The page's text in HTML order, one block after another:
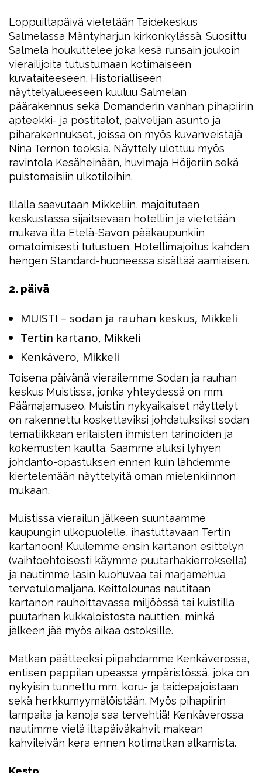
Loppuiltapäivä vietetään Taidekeskus
Salmelassa Mäntyharjun kirkonkylässä. Suosittu
Salmela houkuttelee joka kesä runsain joukoin
vierailijoita tutustumaan kotimaiseen
kuvataiteeseen. Historialliseen
näyttelyalueeseen kuuluu Salmelan
päärakennus sekä Domanderin vanhan pihapiirin
apteekki- ja postitalot, palvelijan asunto ja
piharakennukset, joissa on myös kuvanveistäjä
Nina Ternon teoksia. Näyttely ulottuu myös
ravintola Kesäheinään, huvimaja Höijeriin sekä
puistomaisiin ulkotiloihin.
Illalla saavutaan Mikkeliin, majoitutaan
keskustassa sijaitsevaan hotelliin ja vietetään
mukava ilta Etelä-Savon pääkaupunkiin
omatoimisesti tutustuen. Hotellimajoitus kahden
hengen Standard-huoneessa sisältää aamiaisen.
2. päivä
MUISTI – sodan ja rauhan keskus, Mikkeli
Tertin kartano, Mikkeli
Kenkävero, Mikkeli
Toisena päivänä vierailemme Sodan ja rauhan
keskus Muistissa, jonka yhteydessä on mm.
Päämajamuseo. Muistin nykyaikaiset näyttelyt
on rakennettu koskettaviksi johdatuksiksi sodan
tematiikkaan erilaisten ihmisten tarinoiden ja
kokemusten kautta. Saamme aluksi lyhyen
johdanto-opastuksen ennen kuin lähdemme
kiertelemään näyttelyitä oman mielenkiinnon
mukaan.
Muistissa vierailun jälkeen suuntaamme
kaupungin ulkopuolelle, ihastuttavaan Tertin
kartanoon! Kuulemme ensin kartanon esittelyn
(vaihtoehtoisesti käymme puutarhakierroksella)
ja nautimme lasin kuohuvaa tai marjamehua
tervetulomaljana. Keittolounas nautitaan
kartanon rauhoittavassa miljöössä tai kuistilla
puutarhan kukkaloistosta nauttien, minkä
jälkeen jää myös aikaa ostoksille.
Matkan päätteeksi piipahdamme Kenkäverossa,
entisen pappilan upeassa ympäristössä, joka on
nykyisin tunnettu mm. koru- ja taidepajoistaan
sekä herkkumyymälöistään. Myös pihapiirin
lampaita ja kanoja saa tervehtiä! Kenkäverossa
nautimme vielä iltapäiväkahvit makean
kahvileivän kera ennen kotimatkan alkamista.